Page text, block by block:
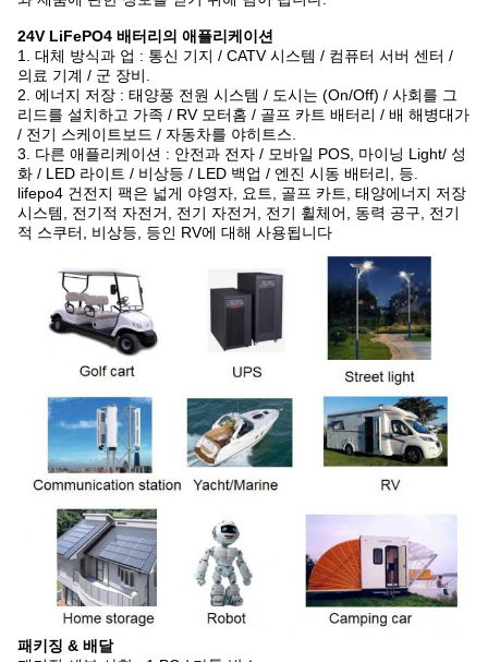
24V LiFePO4 배터리의 애플리케이션
1. 대체 방식과 업 : 통신 기지 / CATV 시스템 / 컴퓨터 서버 센터 /
의료 기계 / 군 장비.
2. 에너지 저장 : 태양풍 전원 시스템 / 도시는 (On/Off) / 사회를 그
리드를 설치하고 가족 / RV 모터홈 / 골프 카트 배터리 / 배 해병대가
/ 전기 스케이트보드 / 자동차를 야히트스.
3. 다른 애플리케이션 : 안전과 전자 / 모바일 POS, 마이닝 Light/ 성
화 / LED 라이트 / 비상등 / LED 백업 / 엔진 시동 배터리, 등.
lifepo4 건전지 팩은 넓게 야영자, 요트, 골프 카트, 태양에너지 저장
시스템, 전기적 자전거, 전기 자전거, 전기 휠체어, 동력 공구, 전기
적 스쿠터, 비상등, 등인 RV에 대해 사용됩니다
패키징 & 배달